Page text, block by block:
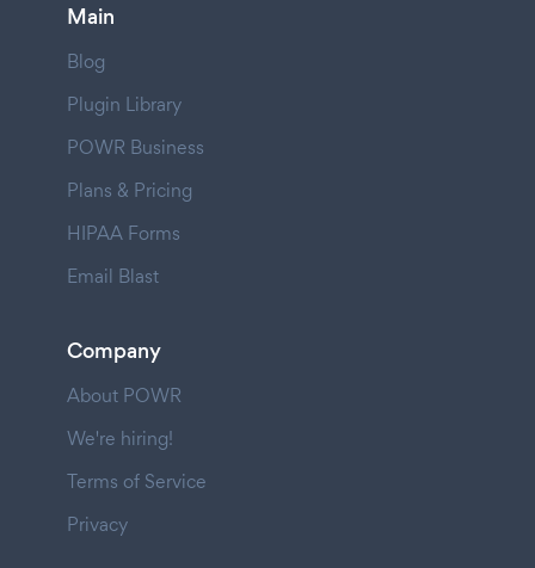
Main
Blog
Plugin Library
POWR Business
Plans & Pricing
HIPAA Forms
Email Blast
Company
About POWR
We're hiring!
Terms of Service
Privacy